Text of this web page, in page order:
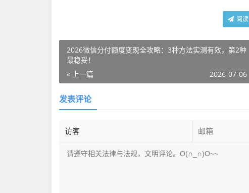
阅读
2026微信分付额度变现全攻略：3种方法实测有效，第2种
最稳妥！
« 上一篇
2026-07-06
发表评论